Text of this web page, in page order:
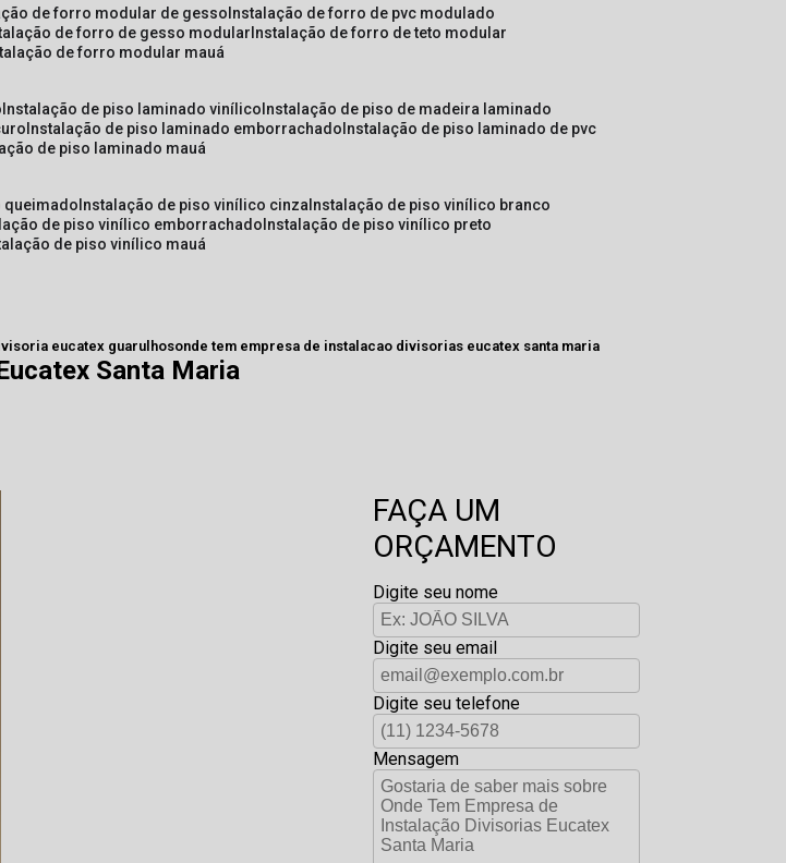
de forro modular de gesso instalação de forro de pvc modulado
de forro de gesso modular instalação de forro de teto modular
de forro modular mauá
instalação de piso laminado vinílico instalação de piso de madeira laminado
instalação de piso laminado emborrachado instalação de piso laminado de pvc
de piso laminado mauá
queimado instalação de piso vinílico cinza instalação de piso vinílico branco
de piso vinílico emborrachado instalação de piso vinílico preto
de piso vinílico mauá
eucatex guarulhosonde tem empresa de instalacao divisorias eucatex santa maria
Santa Maria
FAÇA UM
ORÇAMENTO
Digite seu nome
Digite seu email
Digite seu telefone
Mensagem